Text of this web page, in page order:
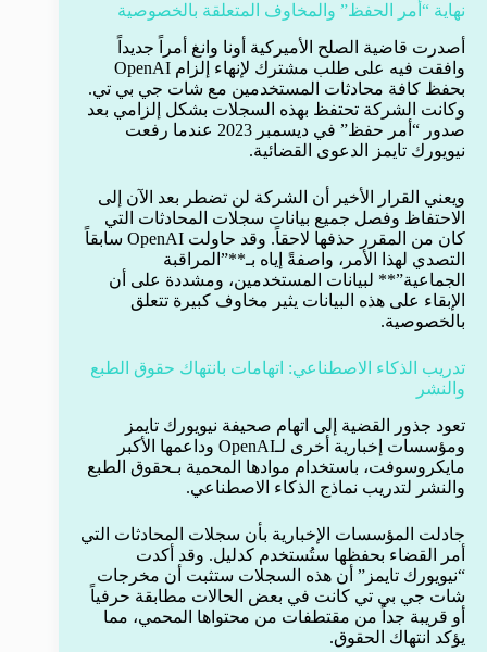
نهاية “أمر الحفظ” والمخاوف المتعلقة بالخصوصية
أصدرت قاضية الصلح الأميركية أونا وانغ أمراً جديداً
وافقت فيه على طلب مشترك لإنهاء إلزام OpenAI
بحفظ كافة محادثات المستخدمين مع شات جي بي تي.
وكانت الشركة تحتفظ بهذه السجلات بشكل إلزامي بعد
صدور “أمر حفظ” في ديسمبر 2023 عندما رفعت
نيويورك تايمز الدعوى القضائية.
ويعني القرار الأخير أن الشركة لن تضطر بعد الآن إلى
الاحتفاظ وفصل جميع بيانات سجلات المحادثات التي
كان من المقرر حذفها لاحقاً. وقد حاولت OpenAI سابقاً
التصدي لهذا الأمر، واصفةً إياه بـ**”المراقبة
الجماعية”** لبيانات المستخدمين، ومشددة على أن
الإبقاء على هذه البيانات يثير مخاوف كبيرة تتعلق
بالخصوصية.
تدريب الذكاء الاصطناعي: اتهامات بانتهاك حقوق الطبع
والنشر
تعود جذور القضية إلى اتهام صحيفة نيويورك تايمز
ومؤسسات إخبارية أخرى لـOpenAI وداعمها الأكبر
مايكروسوفت، باستخدام موادها المحمية بـحقوق الطبع
والنشر لتدريب نماذج الذكاء الاصطناعي.
جادلت المؤسسات الإخبارية بأن سجلات المحادثات التي
أمر القضاء بحفظها ستُستخدم كدليل. وقد أكدت
“نيويورك تايمز” أن هذه السجلات ستثبت أن مخرجات
شات جي بي تي كانت في بعض الحالات مطابقة حرفياً
أو قريبة جداً من مقتطفات من محتواها المحمي، مما
يؤكد انتهاك الحقوق.